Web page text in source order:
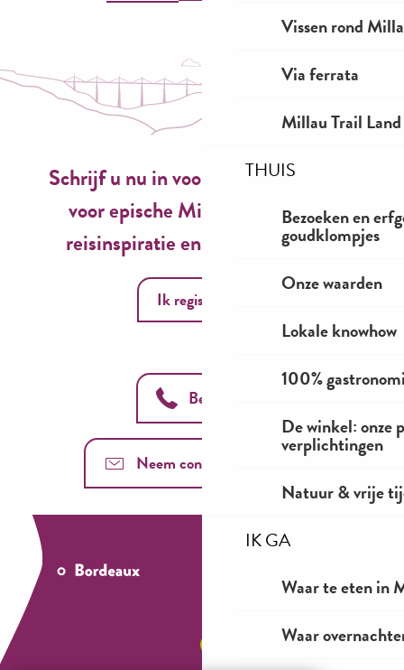
Vissen rond
Via ferrata
Millau Trail Land
THUIS
Bezoeken en
goudklompjes
Onze waarden
Lokale knowhow
100%
De winkel: onze
verplichtingen
Natuur & vrije
IK GA
Waar te eten in
Waar
Schrijf u nu in voor onze nieuwsbrief
voor epische Millau-ervaringen,
reisinspiratie en seizoensideeën!
Ik registreer
Bel ons
Neem contact met ons op